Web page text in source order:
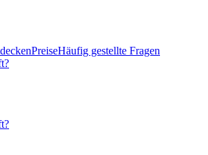
PreiseHäufig gestellte Fragen